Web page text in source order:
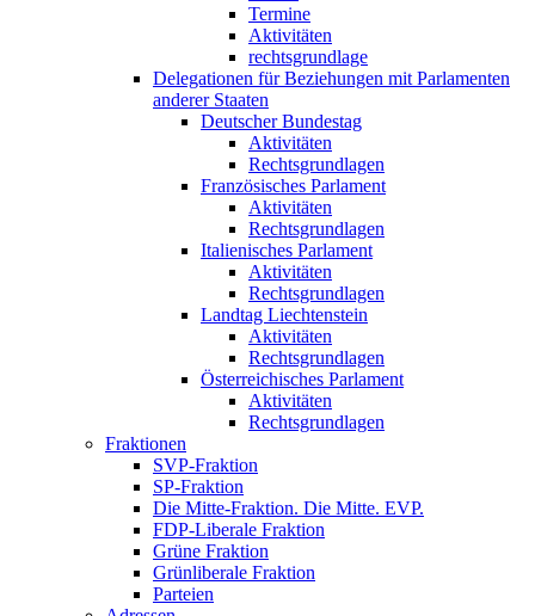
Termine
Aktivitäten
rechtsgrundlage
Delegationen für Beziehungen mit Parlamenten
anderer Staaten
Deutscher Bundestag
Aktivitäten
Rechtsgrundlagen
Französisches Parlament
Aktivitäten
Rechtsgrundlagen
Italienisches Parlament
Aktivitäten
Rechtsgrundlagen
Landtag Liechtenstein
Aktivitäten
Rechtsgrundlagen
Österreichisches Parlament
Aktivitäten
Rechtsgrundlagen
Fraktionen
SVP-Fraktion
SP-Fraktion
Die Mitte-Fraktion. Die Mitte. EVP.
FDP-Liberale Fraktion
Grüne Fraktion
Grünliberale Fraktion
Parteien